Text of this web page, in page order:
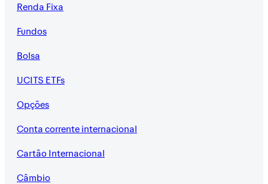
Renda Fixa
Fundos
Bolsa
UCITS ETFs
Opções
Conta corrente internacional
Cartão Internacional
Câmbio